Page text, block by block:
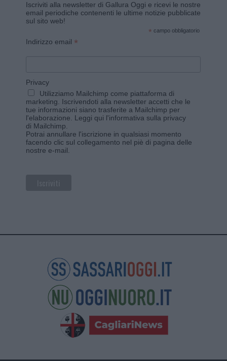
Iscriviti alla newsletter di Gallura Oggi e ricevi le nostre
email periodiche contenenti le ultime notizie pubblicate
sul sito web!
* campo obbligatorio
Indirizzo email *
Privacy
Utilizziamo Mailchimp come piattaforma di
marketing. Iscrivendoti alla newsletter accetti che le
tue informazioni siano trasferite a Mailchimp per
l'elaborazione. Leggi qui l'informativa sulla privacy
di Mailchimp
Potrai annullare l'iscrizione in qualsiasi momento
facendo clic sul collegamento nel piè di pagina delle
nostre e-mail.